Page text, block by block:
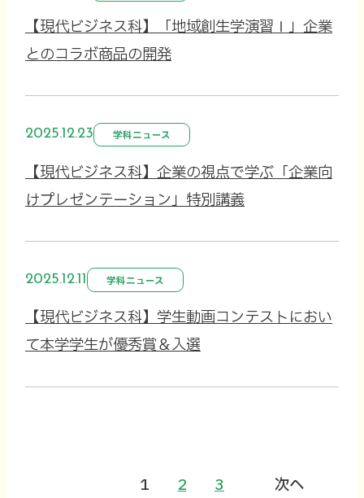
【現代ビジネス科】「地域創生学演習Ⅰ」企業
とのコラボ商品の開発
2025.12.23 学科ニュース
【現代ビジネス科】企業の視点で学ぶ「企業向
けプレゼンテーション」特別講義
2025.12.11 学科ニュース
【現代ビジネス科】学生動画コンテストにおい
て本学学生が優秀賞＆入選
1 2 3 次へ